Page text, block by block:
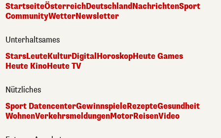
StartseiteÖsterreichDeutschlandNachrichtenSport
CommunityWetterNewsletter
Unterhaltsames
StarsLeuteKulturDigital HoroskopHeute Games
Heute KinoHeute TV
Nützliches
Sport DatencenterGewinnspieleRezepteGesundheit
WohnenVerkehrsmeldungenMotorReisenVideo